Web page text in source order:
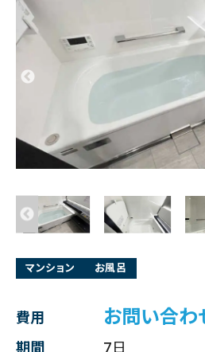
マンション お風呂
費用 お問い合わ
期間
7日